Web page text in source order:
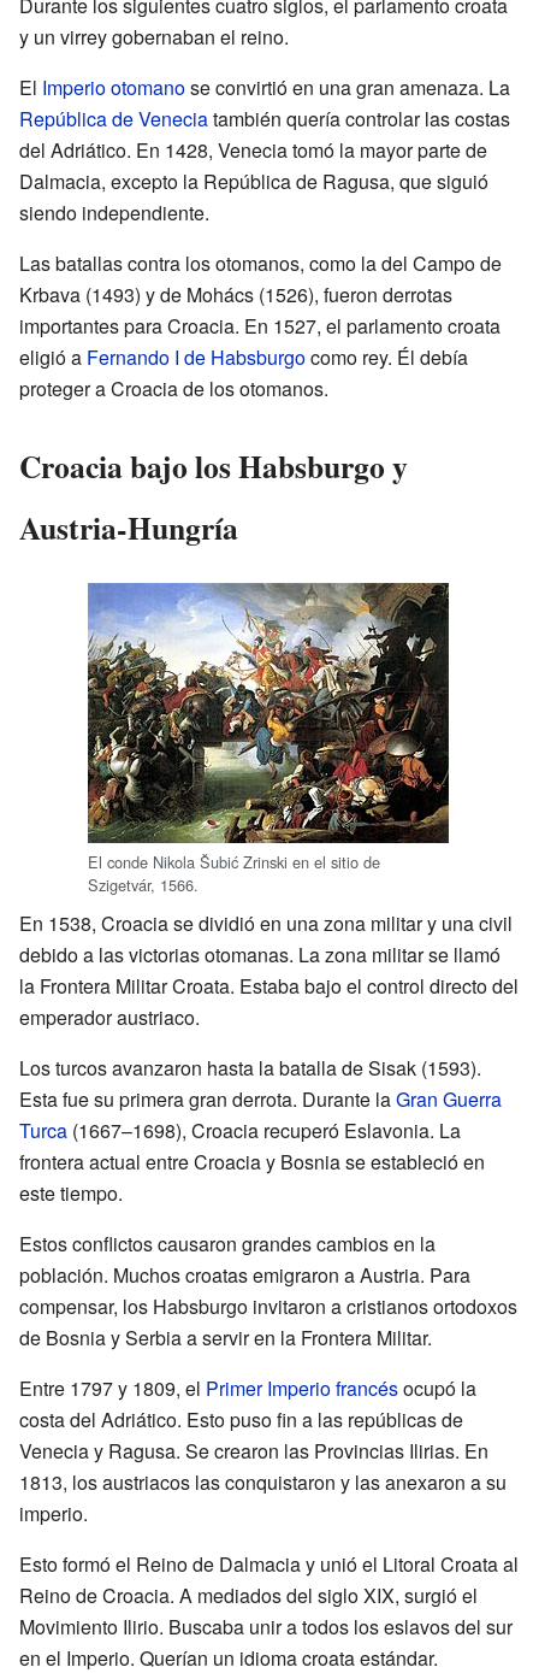
Durante los siguientes cuatro siglos, el parlamento croata
y un virrey gobernaban el reino.
El Imperio otomanose convirtió en una gran amenaza. La
República de Veneciatambién quería controlar las costas
del Adriático. En 1428, Venecia tomó la mayor parte de
Dalmacia, excepto la República de Ragusa, que siguió
siendo independiente.
Las batallas contra los otomanos, como la del Campo de
Krbava (1493) y de Mohács (1526), fueron derrotas
importantes para Croacia. En 1527, el parlamento croata
eligió a Fernando I de Habsburgocomo rey. Él debía
proteger a Croacia de los otomanos.
Croacia bajo los Habsburgo y
Austria-Hungría
El conde Nikola Šubić Zrinski en el sitio de
Szigetvár, 1566.
En 1538, Croacia se dividió en una zona militar y una civil
debido a las victorias otomanas. La zona militar se llamó
la Frontera Militar Croata. Estaba bajo el control directo del
emperador austriaco.
Los turcos avanzaron hasta la batalla de Sisak (1593).
Esta fue su primera gran derrota. Durante laGran Guerra
Turca (1667–1698), Croacia recuperó Eslavonia. La
frontera actual entre Croacia y Bosnia se estableció en
este tiempo.
Estos conflictos causaron grandes cambios en la
población. Muchos croatas emigraron a Austria. Para
compensar, los Habsburgo invitaron a cristianos ortodoxos
de Bosnia y Serbia a servir en la Frontera Militar.
Entre 1797 y 1809, el Primer Imperio francésocupó la
costa del Adriático. Esto puso fin a las repúblicas de
Venecia y Ragusa. Se crearon las Provincias Ilirias. En
1813, los austriacos las conquistaron y las anexaron a su
imperio.
Esto formó el Reino de Dalmacia y unió el Litoral Croata al
Reino de Croacia. A mediados del siglo XIX, surgió el
Movimiento Ilirio. Buscaba unir a todos los eslavos del sur
en el Imperio. Querían un idioma croata estándar.